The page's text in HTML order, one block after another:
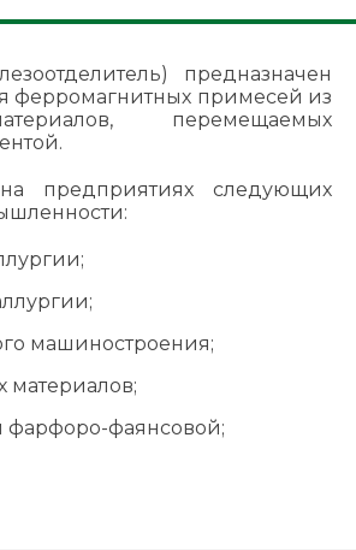
предназначен
ферромагнитных примесей из
перемещаемых
предприятиях следующих
машиностроения;
материалов;
фарфоро-фаянсовой;